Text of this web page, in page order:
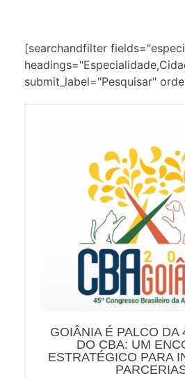
[searchandfilter
submit_label="Pesquisar"
GOIÂNIA É PALCO DA
DO CBA: UM
ESTRATÉGICO PARA